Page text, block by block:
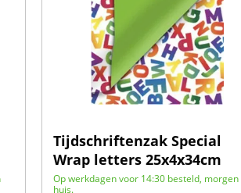
Tijdschriftenzak Special
Wrap letters 25x4x34cm
Op werkdagen voor 14:30 besteld, morgen
huis.